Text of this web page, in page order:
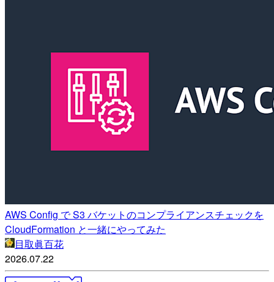
AWS Config で S3 バケットのコンプライアンスチェックを
CloudFormation と一緒にやってみた
目取眞百花
2026.07.22